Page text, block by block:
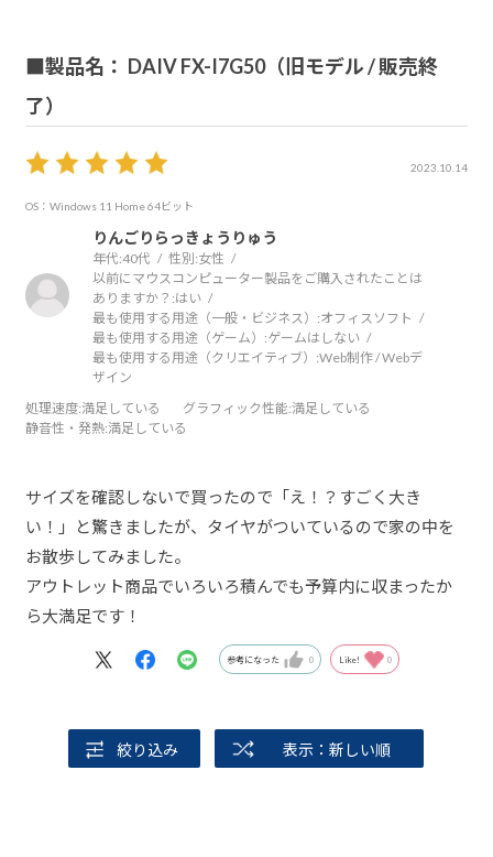
■製品名： DAIV FX-I7G50（旧モデル / 販売終
了）
2023.10.14
OS：Windows 11 Home 64ビット
りんごりらっきょうりゅう
年代:40代 性別:女性
以前にマウスコンピューター製品をご購入されたことは
ありますか？:はい
最も使用する用途（一般・ビジネス）:オフィスソフト
最も使用する用途（ゲーム）:ゲームはしない
最も使用する用途（クリエイティブ）:Web制作 / Webデ
ザイン
処理速度:満足している グラフィック性能:満足している
静音性・発熱:満足している
サイズを確認しないで買ったので「え！？すごく大き
い！」と驚きましたが、タイヤがついているので家の中を
お散歩してみました。
アウトレット商品でいろいろ積んでも予算内に収まったか
ら大満足です！
参考になった 0 Like! 0
絞り込み 表示：新しい順